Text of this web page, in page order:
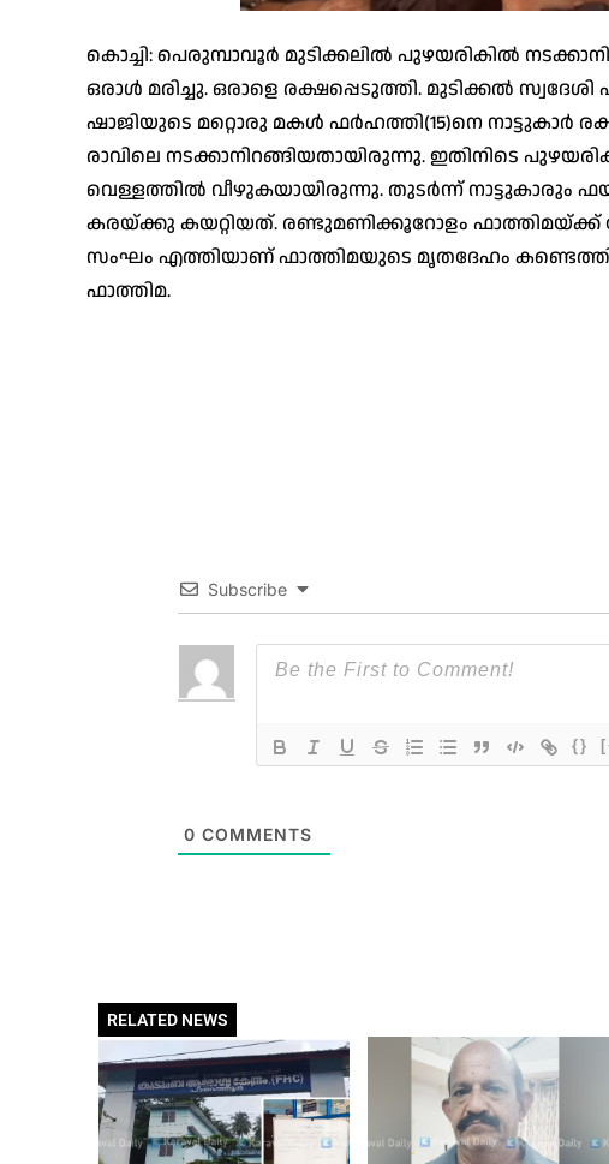
കൊച്ചി: പെരുമ്പാവൂര്‍ മുടിക്കലില്‍ പുഴയരികില്‍
ഒരാള്‍ മരിച്ചു. ഒരാളെ രക്ഷപ്പെടുത്തി. മുടിക്കല്‍
ഷാജിയുടെ മറ്റൊരു മകള്‍ ഫര്‍ഹത്തി(15)നെ നാട്ടുകാര്‍
രാവിലെ നടക്കാനിറങ്ങിയതായിരുന്നു. ഇതിനിടെ
വെള്ളത്തില്‍ വീഴുകയായിരുന്നു. തുടര്‍ന്ന്
കരയ്ക്കു കയറ്റിയത്. രണ്ടുമണിക്കൂറോളം
സംഘം എത്തിയാണ് ഫാത്തിമയുടെ മൃതദേഹം
ഫാത്തിമ.
Subscribe
{}
0 COMMENTS
RELATED NEWS